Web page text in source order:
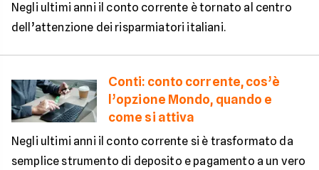
Negli ultimi anni il conto corrente è tornato al centro
dell’attenzione dei risparmiatori italiani.
Conti: conto corrente, cos’è
l’opzione Mondo, quando e
come si attiva
Negli ultimi anni il conto corrente si è trasformato da
semplice strumento di deposito e pagamento a un vero